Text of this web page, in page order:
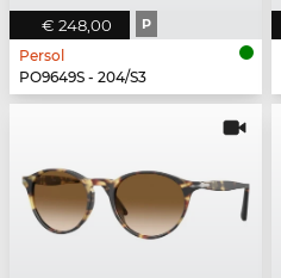
€ 248,00 P
Persol
PO9649S - 204/S3